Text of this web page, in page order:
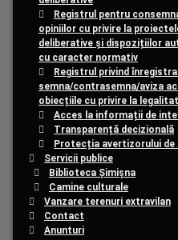
Registrul pentru
opiniilor cu privire la
deliberative și dispozițiilor
cu caracter normativ
Registrul privind
semna/contrasemna/aviza
obiecțiile cu privire la
Acces la informații de
Transparență decizională
Protecția avertizorului
Servicii publice
Biblioteca Șimișna
Camine culturale
Vanzare terenuri extravilan
Contact
Anunturi